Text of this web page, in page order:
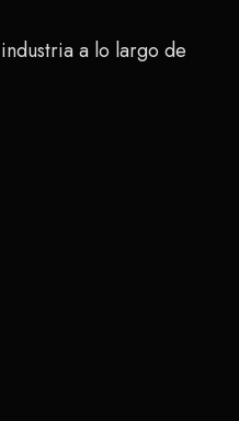
a lo largo de